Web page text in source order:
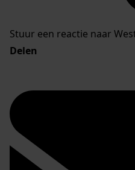
Stuur een reactie naar
Delen